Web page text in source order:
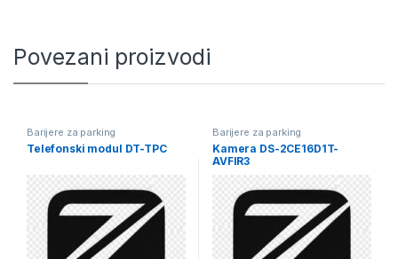
Povezani proizvodi
Barijere za parking
Telefonski modul DT-TPC
Barijere za parking
Kamera DS-2CE16D1T-
AVFIR3